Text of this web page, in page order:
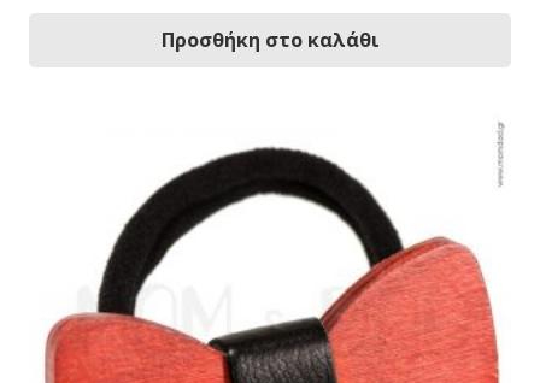
Προσθήκη στο καλάθι